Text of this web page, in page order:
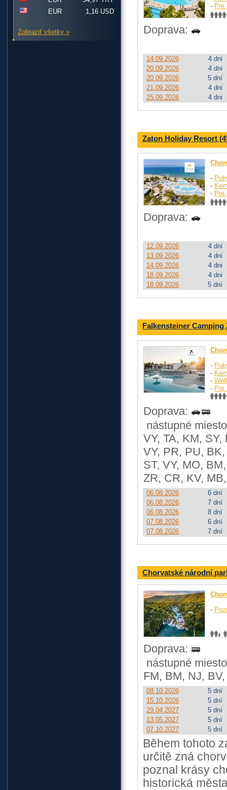
- Pre
Doprava:
14.09.2026
4 dni
20.09.2026
4 dni
20.09.2026
5 dní
21.09.2026
4 dni
25.09.2026
4 dni
Zaton Holiday Resort
-
-
- Pre
Doprava:
12.09.2026
4 dni
13.09.2026
4 dni
14.09.2026
4 dni
18.09.2026
4 dni
18.09.2026
5 dní
Falkensteiner Camping
-
-
-
- Pre
Doprava:
nástupné
VY, TA, KM,
VY, PR, PU,
ST, VY, MO,
ZR, CR, KV,
06.08.2026
6 dní
06.08.2026
7 dní
06.08.2026
8 dní
07.08.2026
6 dní
07.08.2026
7 dní
Chorvatské národní
-
Doprava:
nástupné
FM, BM, NJ,
08.10.2026
5 dní
15.10.2026
5 dní
29.04.2027
5 dní
13.05.2027
5 dní
07.10.2027
5 dní
Během tohoto
určitě zná
poznal krásy
historická
EUR
1,16 USD
Zobraziť všetky »